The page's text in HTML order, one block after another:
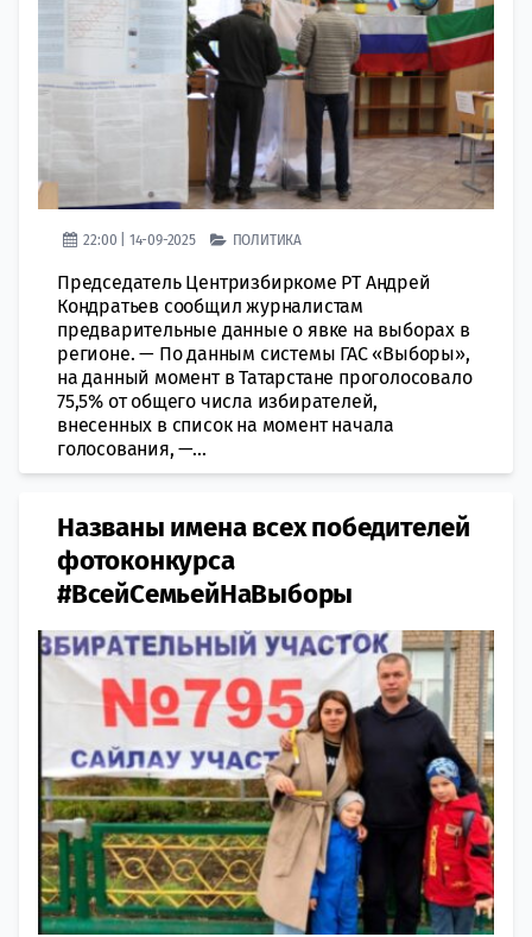
22:00 | 14-09-2025 ПОЛИТИКА
Председатель Центризбиркоме РТ Андрей
Кондратьев сообщил журналистам
предварительные данные о явке на выборах в
регионе. — По данным системы ГАС «Выборы»,
на данный момент в Татарстане проголосовало
75,5% от общего числа избирателей,
внесенных в список на момент начала
голосования, —...
Названы имена всех победителей
фотоконкурса
#ВсейСемьейНаВыборы